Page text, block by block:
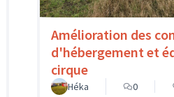
Amélioration des
d'hébergement et
cirque
Héka 0